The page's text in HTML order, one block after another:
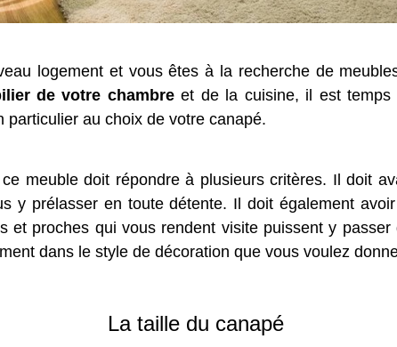
logement et vous êtes à la recherche de
de votre chambreet de la cuisine, il est temps
particulier au choix de votre canapé.
meuble doit répondre à plusieurs critères. Il doit
y prélasser en toute détente. Il doit également
et proches qui vous rendent visite puissent y
dans le style de décoration que vous voulez
La taille du canapé